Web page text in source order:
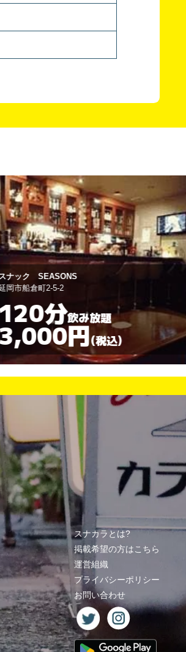
スナック亜ト夢
延岡市南町1-1-15
30分飲み放題
3,000円(税込)
スナカラとは?
掲載希望の方はこちら
運営組織
プライバシーポリシー
お問い合わせ